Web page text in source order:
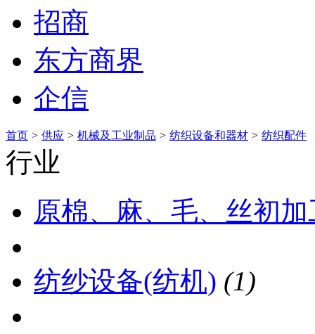
招商
东方商界
企信
首页 > 供应 > 机械及工业制品 > 纺织设备和器材 > 纺织配件
行业
原棉、麻、毛、丝初
纺纱设备(纺机) (1)